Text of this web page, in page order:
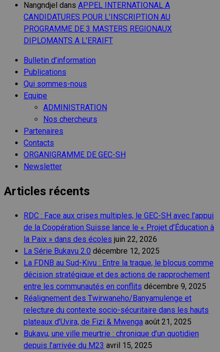
Nangndjel dans APPEL INTERNATIONAL A
CANDIDATURES POUR L’INSCRIPTION AU
PROGRAMME DE 3 MASTERS REGIONAUX
DIPLOMANTS A L’ERAIFT
Bulletin d’information
Publications
Qui sommes-nous
Equipe
ADMINISTRATION
Nos chercheurs
Partenaires
Contacts
ORGANIGRAMME DE GEC-SH
Newsletter
Articles récents
RDC : Face aux crises multiples, le GEC-SH avec l’appui
de la Coopération Suisse lance le « Projet d’Éducation à
la Paix » dans des écoles juin 22, 2026
La Série Bukavu 2.0 décembre 12, 2025
La FDNB au Sud-Kivu : Entre la traque, le blocus comme
décision stratégique et des actions de rapprochement
entre les communautés en conflits décembre 9, 2025
Réalignement des Twirwaneho/Banyamulenge et
relecture du contexte socio-sécuritaire dans les hauts
plateaux d’Uvira, de Fizi & Mwenga août 21, 2025
Bukavu, une ville meurtrie : chronique d’un quotidien
depuis l’arrivée du M23 avril 15, 2025